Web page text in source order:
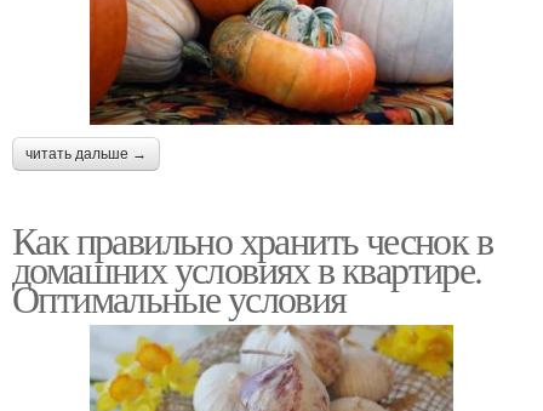
читать дальше →
Как правильно хранить чеснок в
домашних условиях в квартире.
Оптимальные условия